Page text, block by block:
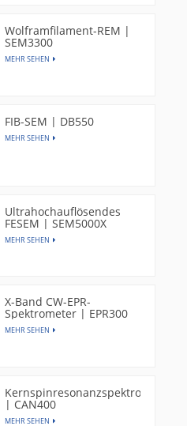
Wolframfilament-REM |
SEM3300
MEHR SEHEN
FIB-SEM | DB550
MEHR SEHEN
Ultrahochauflösendes
FESEM | SEM5000X
MEHR SEHEN
X-Band CW-EPR-
Spektrometer | EPR300
MEHR SEHEN
Kernspinresonanzspektrometer
| CAN400
MEHR SEHEN